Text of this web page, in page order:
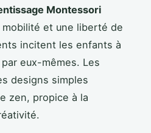
Montessori
et une liberté de
incitent les enfants à
eux-mêmes. Les
designs simples
zen, propice à la